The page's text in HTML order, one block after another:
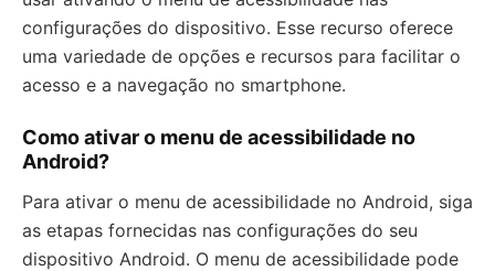
configurações do dispositivo. Esse recurso oferece
uma variedade de opções e recursos para facilitar o
acesso e a navegação no smartphone.
Como ativar o menu de acessibilidade no
Android?
Para ativar o menu de acessibilidade no Android, siga
as etapas fornecidas nas configurações do seu
dispositivo Android. O menu de acessibilidade pode